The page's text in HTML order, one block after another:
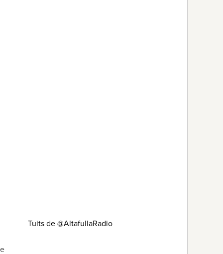
Tuits de @AltafullaRadio